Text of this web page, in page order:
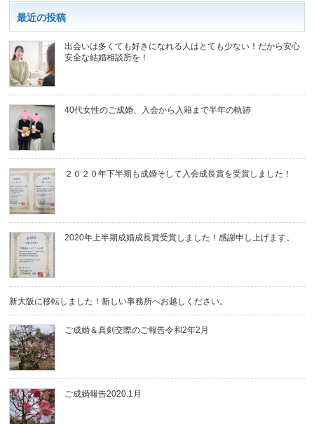
最近の投稿
出会いは多くても好きになれる人はとても少ない！だから安心
安全な結婚相談所を！
40代女性のご成婚、入会から入籍まで半年の軌跡
２０２０年下半期も成婚そして入会成長賞を受賞しました！
2020年上半期成婚成長賞受賞しました！感謝申し上げます。
新大阪に移転しました！新しい事務所へお越しください。
ご成婚＆真剣交際のご報告令和2年2月
ご成婚報告2020.1月